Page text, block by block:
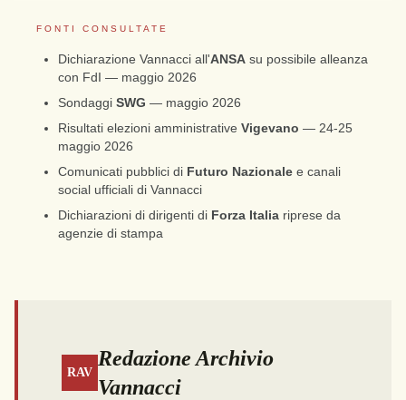
FONTI CONSULTATE
Dichiarazione Vannacci all'ANSA su possibile alleanza
con FdI — maggio 2026
Sondaggi SWG — maggio 2026
Risultati elezioni amministrative Vigevano — 24-25
maggio 2026
Comunicati pubblici di Futuro Nazionale e canali
social ufficiali di Vannacci
Dichiarazioni di dirigenti di Forza Italia riprese da
agenzie di stampa
RAV
Redazione Archivio
Vannacci